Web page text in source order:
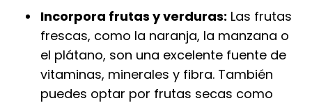
Incorpora frutas y verduras: Las frutas
frescas, como la naranja, la manzana o
el plátano, son una excelente fuente de
vitaminas, minerales y fibra. También
puedes optar por frutas secas como